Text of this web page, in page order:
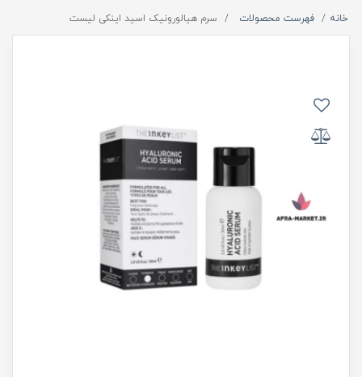
خانه فهرست محصولات سرم هیالورونیک اسید اینکی لیست